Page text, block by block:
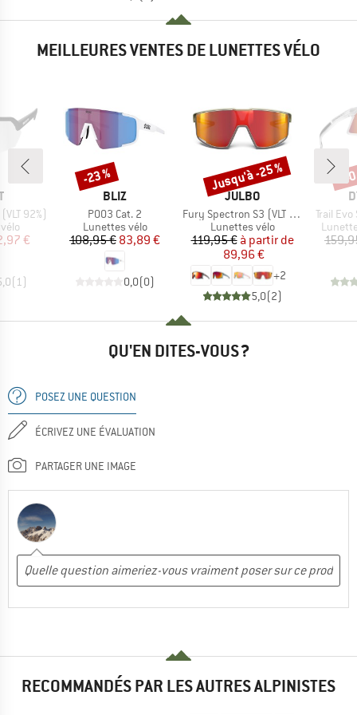
MEILLEURES VENTES DE LUNETTES VÉLO
92%)
réduit
€
(1)
MARQUE
BLIZ
Article
P003 Cat. 2
Product group
Lunettes vélo
Prix
108,95 €Prix réduit
83,89 €
0,0(0)
Remise
-23 %
MARQUE
JULBO
Article
Fury Spectron S3 (VLT 13%)
Product group
Lunettes vélo
Prix
119,95 € Prix réduit
à partir de
89,96 €
+2
5,0(2)
Remise
Jusqu'à -25 %
Article
Trail
-
QU'EN DITES-VOUS ?
POSEZ UNE QUESTION
ÉCRIVEZ UNE ÉVALUATION
PARTAGER UNE IMAGE
RECOMMANDÉS PAR LES AUTRES ALPINISTES